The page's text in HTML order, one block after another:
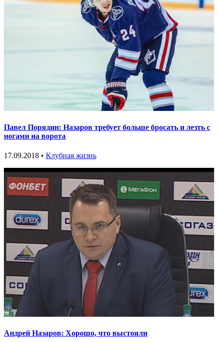
Павел Порядин: Назаров требует больше бросать и лезть с
ногами на ворота
17.09.2018 • Клубная жизнь
Андрей Назаров: Хорошо, что выстояли